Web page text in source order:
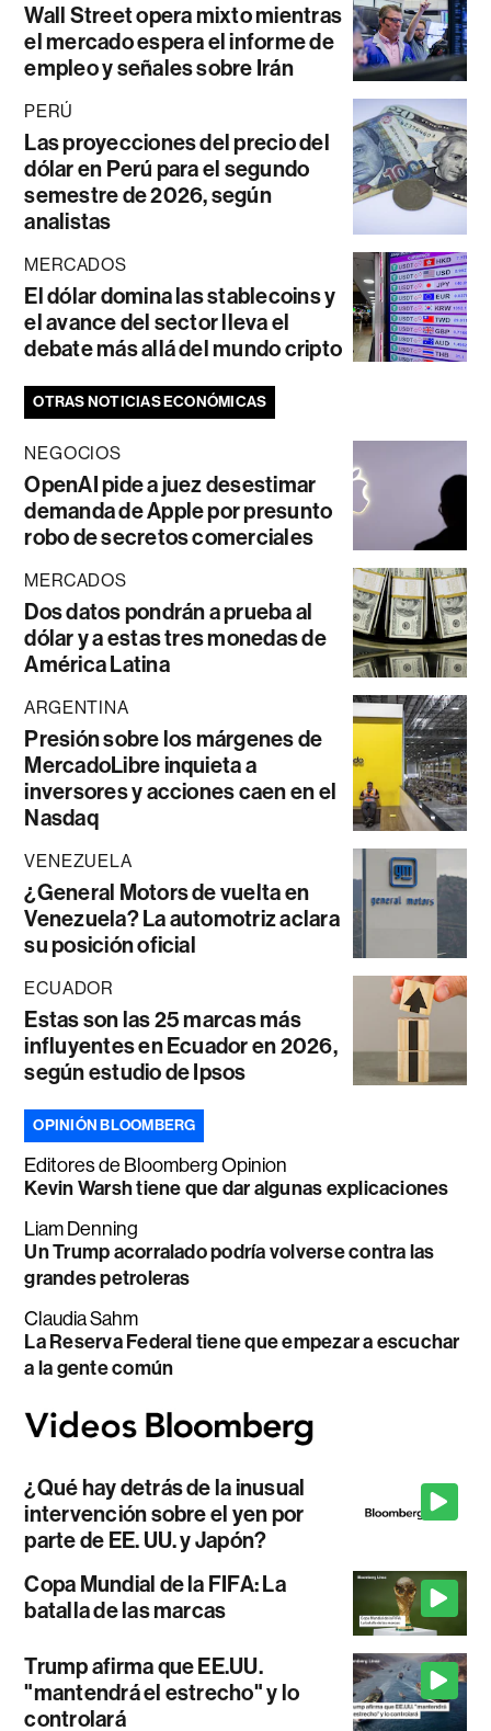
Wall Street opera mixto mientras
el mercado espera el informe de
empleo y señales sobre Irán
PERÚ
Las proyecciones del precio del
dólar en Perú para el segundo
semestre de 2026, según
analistas
MERCADOS
El dólar domina las stablecoins y
el avance del sector lleva el
debate más allá del mundo cripto
OTRAS NOTICIAS ECONÓMICAS
NEGOCIOS
OpenAI pide a juez desestimar
demanda de Apple por presunto
robo de secretos comerciales
MERCADOS
Dos datos pondrán a prueba al
dólar y a estas tres monedas de
América Latina
ARGENTINA
Presión sobre los márgenes de
MercadoLibre inquieta a
inversores y acciones caen en el
Nasdaq
VENEZUELA
¿General Motors de vuelta en
Venezuela? La automotriz aclara
su posición oficial
ECUADOR
Estas son las 25 marcas más
influyentes en Ecuador en 2026,
según estudio de Ipsos
OPINIÓN BLOOMBERG
Editores de Bloomberg Opinion
Kevin Warsh tiene que dar algunas explicaciones
Liam Denning
Un Trump acorralado podría volverse contra las
grandes petroleras
Claudia Sahm
La Reserva Federal tiene que empezar a escuchar
a la gente común
¿Qué hay detrás de la inusual
intervención sobre el yen por
parte de EE. UU. y Japón?
Copa Mundial de la FIFA: La
batalla de las marcas
Trump afirma que EE.UU.
"mantendrá el estrecho" y lo
controlará